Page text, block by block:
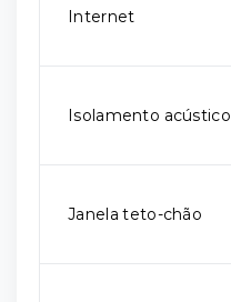
Internet
Isolamento acústico
Janela teto-chão